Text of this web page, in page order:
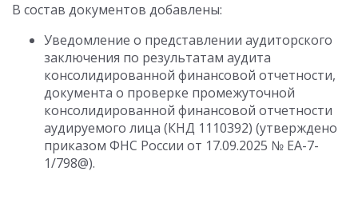
В состав документов добавлены:
Уведомление о представлении аудиторского
заключения по результатам аудита
консолидированной финансовой отчетности,
документа о проверке промежуточной
консолидированной финансовой отчетности
аудируемого лица (КНД 1110392) (утверждено
приказом ФНС России от 17.09.2025 № ЕА-7-
1/798@).